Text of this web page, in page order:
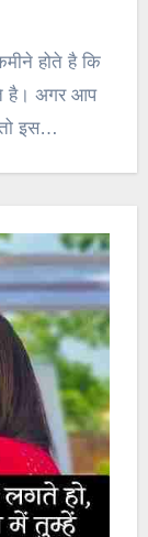
है। अगर आप
तो इस…